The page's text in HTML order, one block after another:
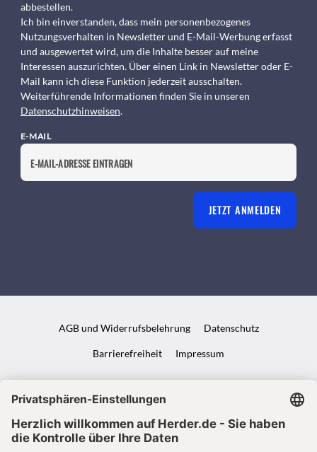
abbestellen.
Ich bin einverstanden, dass mein personenbezogenes
Nutzungsverhalten in Newsletter und E-Mail-Werbung erfasst
und ausgewertet wird, um die Inhalte besser auf meine
Interessen auszurichten. Über einen Link in Newsletter oder E-
Mail kann ich diese Funktion jederzeit ausschalten.
Weiterführende Informationen finden Sie in unseren
Datenschutzhinweisen.
E-MAIL
JETZT ANMELDEN
AGB und Widerrufsbelehrung Datenschutz
Barrierefreiheit Impressum
VERTRAG WIDERRUFEN